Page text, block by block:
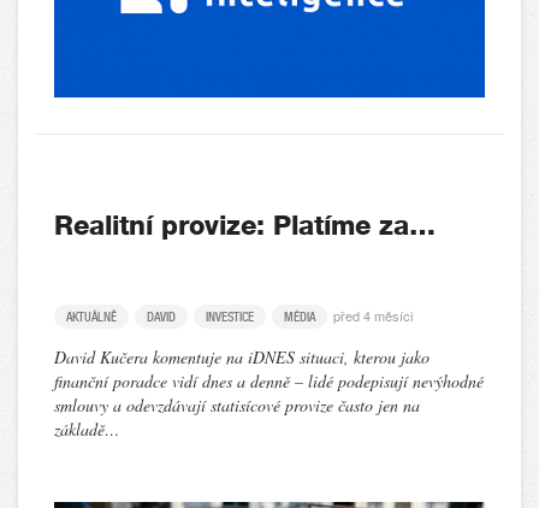
Realitní provize: Platíme za…
AKTUÁLNĚ DAVID INVESTICE MÉDIA před 4 měsíci
David Kučera komentuje na iDNES situaci, kterou jako
finanční poradce vidí dnes a denně – lidé podepisují nevýhodné
smlouvy a odevzdávají statisícové provize často jen na
základě…